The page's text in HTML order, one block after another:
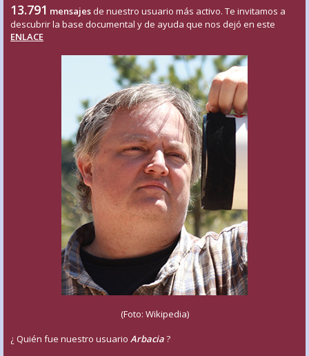
13.791 mensajes de nuestro usuario más activo. Te invitamos a
descubrir la base documental y de ayuda que nos dejó en este
ENLACE
(Foto: Wikipedia)
¿ Quién fue nuestro usuario Arbacia?